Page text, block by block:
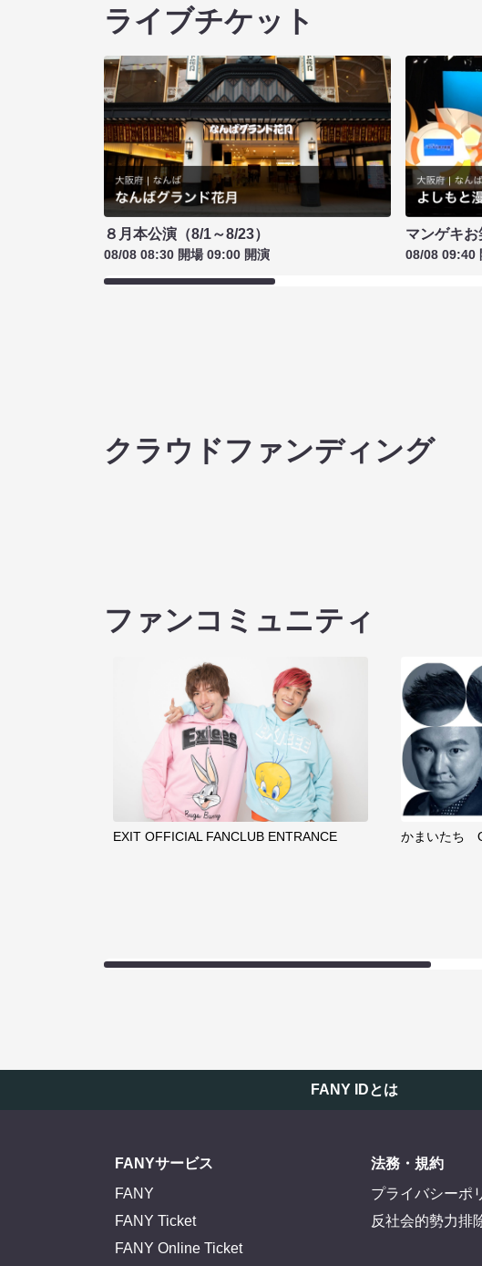
ライブチケット
８月本公演（8/1～8/23）
08/08 08:30 開場 09:00 開演
マンゲキ
08/08 09:40
クラウドファンディング
ファンコミュニティ
EXIT OFFICIAL FANCLUB ENTRANCE
かまいたち
FANY IDとは
FANYサービス
FANY
FANY Ticket
FANY Online Ticket
法務・規約
プライバシーポ
反社会的勢力排